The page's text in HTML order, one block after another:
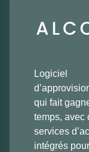
Logiciel
qui fait
temps, avec
services
intégrés